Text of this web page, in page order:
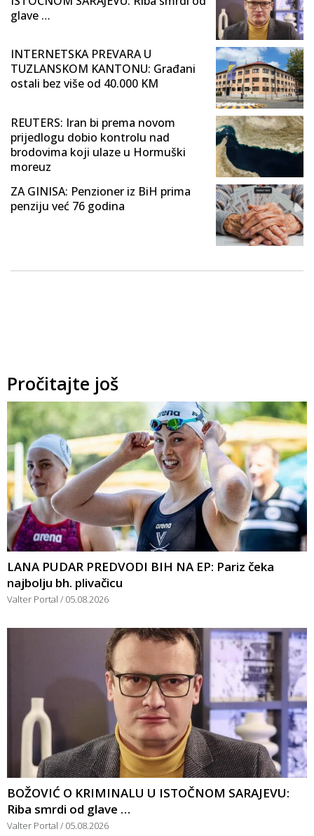
glave …
INTERNETSKA PREVARA U
TUZLANSKOM KANTONU: Građani
ostali bez više od 40.000 KM
REUTERS: Iran bi prema novom
prijedlogu dobio kontrolu nad
brodovima koji ulaze u Hormuški
moreuz
ZA GINISA: Penzioner iz BiH prima
penziju već 76 godina
Pročitajte još
LANA PUDAR PREDVODI BIH NA EP: Pariz čeka
najbolju bh. plivačicu
Valter Portal 05.08.2026
BOŽOVIĆ O KRIMINALU U ISTOČNOM SARAJEVU:
Riba smrdi od glave …
Valter Portal 05.08.2026